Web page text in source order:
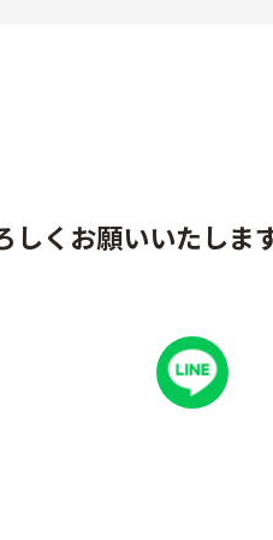
しくお願いいたしま